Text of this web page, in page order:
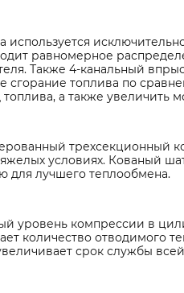
используется
равномерное
Также 4-канальный
сгорание топлива по
а также увеличить
трехсекционный
условиях. Кованый
для лучшего теплообмена.
уровень компрессии в
количество отводимого
срок службы